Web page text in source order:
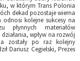
w którym Trans Polonia
dekad pozostaje wierna
kolejne sukcesy na
płynnych materiałów
wpływ na rozwój
zostały po raz kolejny
Dariusz Cegielski, Prezes